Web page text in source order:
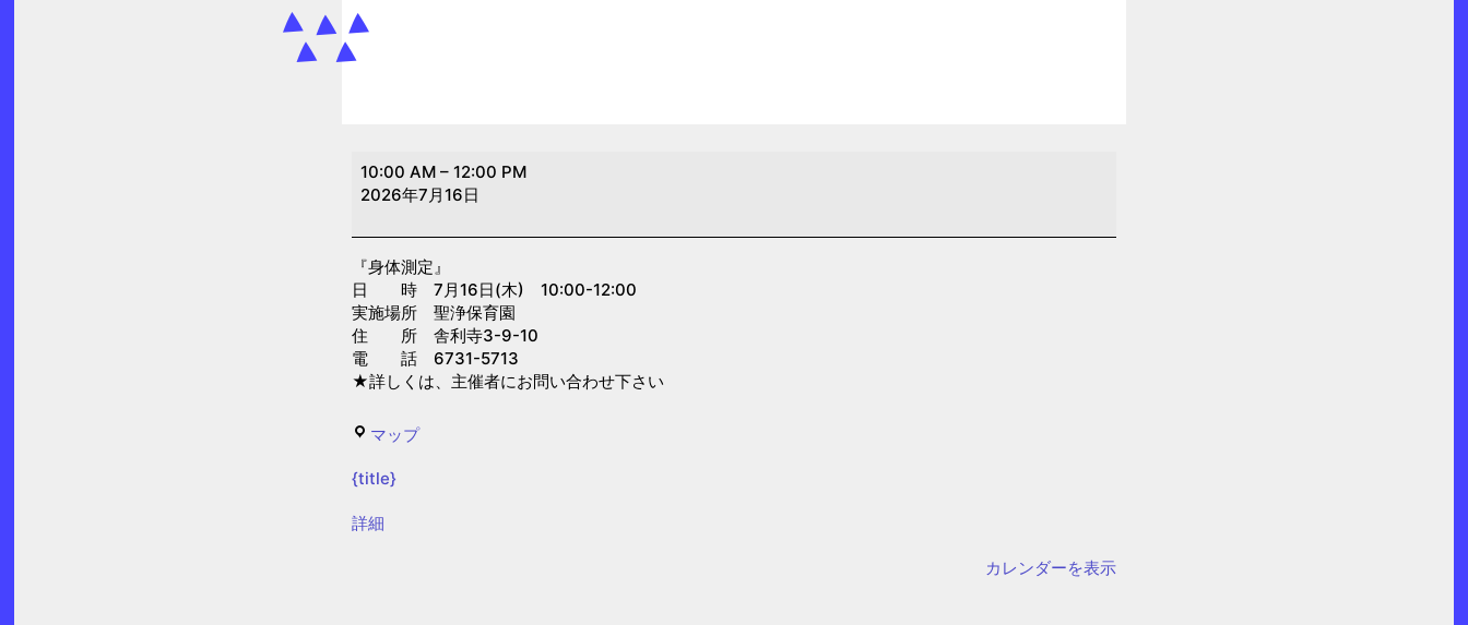
身
体
(聖
浄
保
育
園)
10:00 AM – 12:00 PM
2026年7月16日
『身体測定』
日 時 7月16日(木) 10:00-12:00
実施場所 聖浄保育園
住 所 舎利寺3-9-10
電 話 6731-5713
★詳しくは、主催者にお問い合わせ下さい
マップ聖
{title}
{title}
詳細
カレンダーを表示